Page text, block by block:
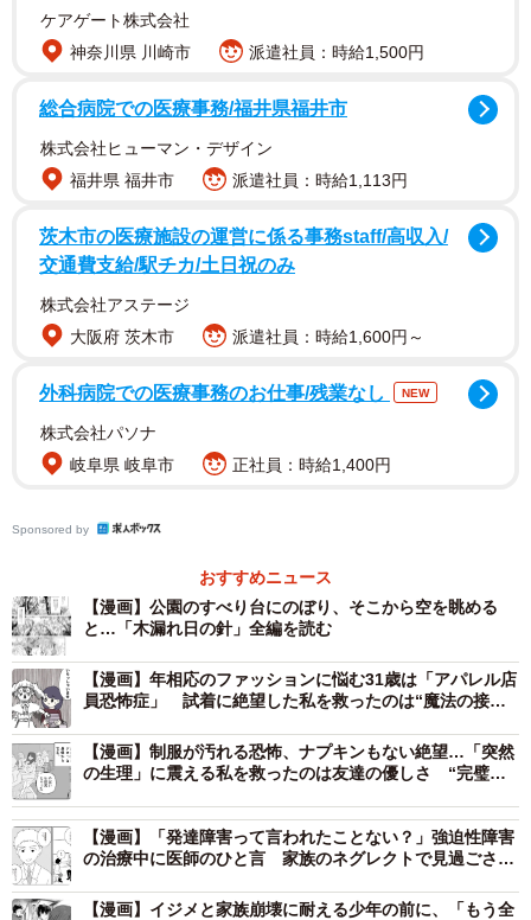
学生だった「私」は、美しい木漏れ日が差し込む学校の裏
手にある小さな雑木林で、男性たちに性的暴行を受けた経
験がありました。そして、27歳になった私。勤めていた会
社を辞めて3年目、水商売にも疲れ果てて安アパートに引っ
ケアゲート株式会社
神奈川県 川崎市
派遣社員：時給1,500円
総合病院での医療事務/福井県福井市
株式会社ヒューマン・デザイン
福井県 福井市
派遣社員：時給1,113円
茨木市の医療施設の運営に係る事務staff/高収入/
交通費支給/駅チカ/土日祝のみ
株式会社アステージ
大阪府 茨木市
派遣社員：時給1,600円～
外科病院での医療事務のお仕事/残業なし NEW
株式会社パソナ
岐阜県 岐阜市
正社員：時給1,400円
Sponsored by
おすすめニュース
【漫画】公園のすべり台にのぼり、そこから空を眺める
と…「木漏れ日の針」全編を読む
【漫画】年相応のファッションに悩む31歳は「アパレル店
員恐怖症」 試着に絶望した私を救ったのは“魔法の接
【漫画】制服が汚れる恐怖、ナプキンもない絶望…「突然
の生理」に震える私を救ったのは友達の優しさ “完璧に
【漫画】「発達障害って言われたことない？」強迫性障害
の治療中に医師のひと言 家族のネグレクトで見過ごされ
【漫画】イジメと家族崩壊に耐える少年の前に、「もう全